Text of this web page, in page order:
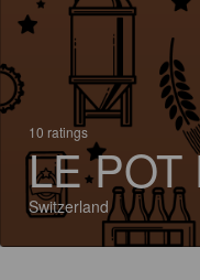
10 ratings
LE POT
Switzerland